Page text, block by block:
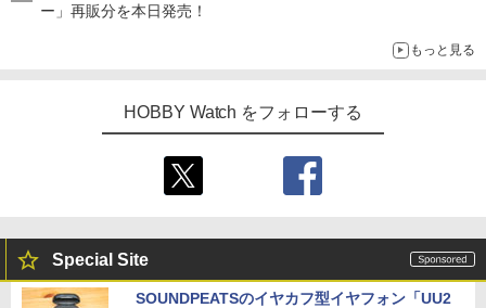
ー」再販分を本日発売！
もっと見る
HOBBY Watch をフォローする
Special Site
SOUNDPEATSのイヤカフ型イヤフォン「UU2